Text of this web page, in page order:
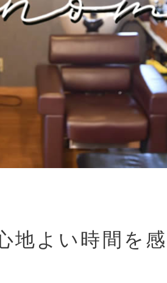
よい時間を感